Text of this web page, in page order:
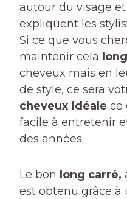
autour du visage
expliquent les
Si ce que vous
maintenir cela
cheveux mais en
de style, ce sera
cheveux idéale ce
facile à entretenir
des années.
Le bon long carré,
est obtenu grâce à